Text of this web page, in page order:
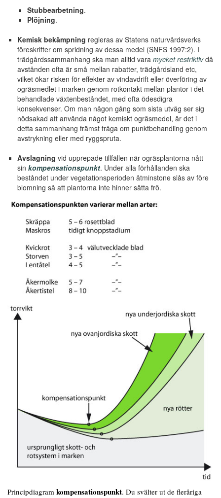
Stubbearbetning.
Plöjning.
Kemisk bekämpning regleras av Statens naturvårdsverks
föreskrifter om spridning av dessa medel (SNFS 1997:2). I
trädgårdssammanhang ska man alltid vara mycket restriktivdå
avstånden ofta är små mellan rabatter, trädgårdsland etc,
vilket ökar risken för effekter av vindavdrift eller överföring av
ogräsmedlet i marken genom rotkontakt mellan plantor i det
behandlade växtenbeståndet, med ofta ödesdigra
konsekvenser. Om man någon gång som sista utväg ser sig
nödsakad att använda något kemiskt ogräsmedel, är det i
detta sammanhang främst fråga om punktbehandling genom
avstrykning eller med ryggspruta.
Avslagning vid upprepade tillfällen när ogräsplantorna nått
sin kompensationspunkt. Under alla förhållanden ska
beståndet under vegetationsperioden åtminstone slås av före
blomning så att plantorna inte hinner sätta frö.
Principdiagram kompensationspunkt. Du svälter ut de fleråriga